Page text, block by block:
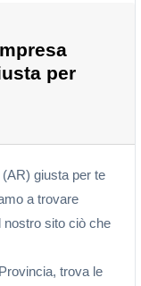
per
giusta per te
a trovare
nostro sito ciò che
trova le